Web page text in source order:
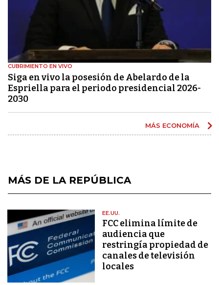
CUBRIMIENTO EN VIVO
Siga en vivo la posesión de Abelardo de la
Espriella para el periodo presidencial 2026-
2030
MÁS ECONOMÍA
MÁS DE LA REPÚBLICA
EE.UU.
FCC elimina límite de
audiencia que
restringía propiedad de
canales de televisión
locales